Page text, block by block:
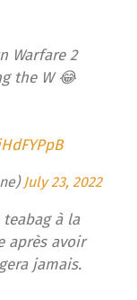
Warfare 2
the W 😂
July 23, 2022
à la
après avoir
jamais.